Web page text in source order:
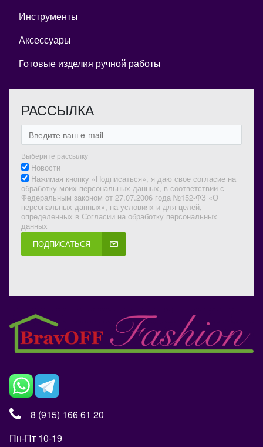
Инструменты
Аксессуары
Готовые изделия ручной работы
РАССЫЛКА
Выберите рассылку
Новости
Нажимая кнопку «Подписаться», я даю свое согласие на
обработку моих персональных данных, в соответствии с
Федеральным законом от 27.07.2006 года №152-ФЗ «О
персональных данных», на условиях и для целей,
определенных в Согласии на обработку персональных
данных
ПОДПИСАТЬСЯ
8 (915) 166 61 20
Пн-Пт 10-19